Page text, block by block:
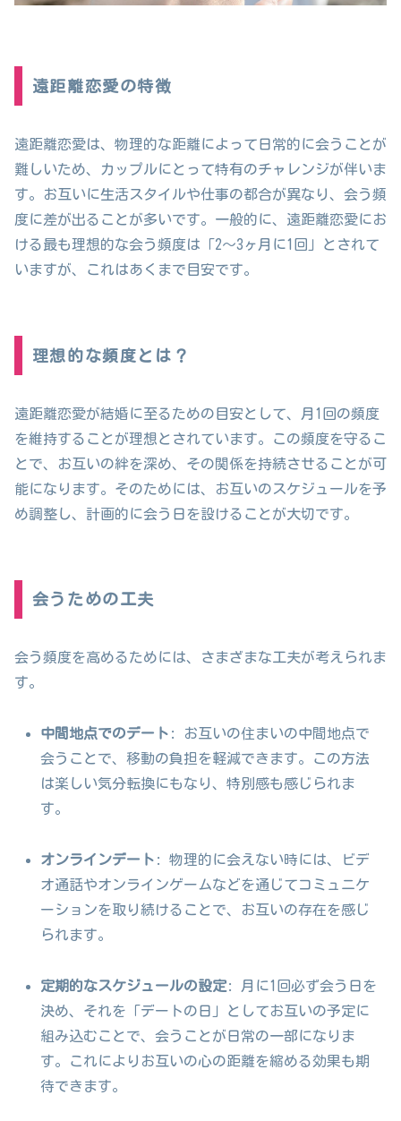
遠距離恋愛の特徴
遠距離恋愛は、物理的な距離によって日常的に会うことが
難しいため、カップルにとって特有のチャレンジが伴いま
す。お互いに生活スタイルや仕事の都合が異なり、会う頻
度に差が出ることが多いです。一般的に、遠距離恋愛にお
ける最も理想的な会う頻度は「2〜3ヶ月に1回」とされて
いますが、これはあくまで目安です。
理想的な頻度とは？
遠距離恋愛が結婚に至るための目安として、月1回の頻度
を維持することが理想とされています。この頻度を守るこ
とで、お互いの絆を深め、その関係を持続させることが可
能になります。そのためには、お互いのスケジュールを予
め調整し、計画的に会う日を設けることが大切です。
会うための工夫
会う頻度を高めるためには、さまざまな工夫が考えられま
す。
中間地点でのデート : お互いの住まいの中間地点で
会うことで、移動の負担を軽減できます。この方法
は楽しい気分転換にもなり、特別感も感じられま
す。
オンラインデート : 物理的に会えない時には、ビデ
オ通話やオンラインゲームなどを通じてコミュニケ
ーションを取り続けることで、お互いの存在を感じ
られます。
定期的なスケジュールの設定: 月に1回必ず会う日を
決め、それを「デートの日」としてお互いの予定に
組み込むことで、会うことが日常の一部になりま
す。これによりお互いの心の距離を縮める効果も期
待できます。